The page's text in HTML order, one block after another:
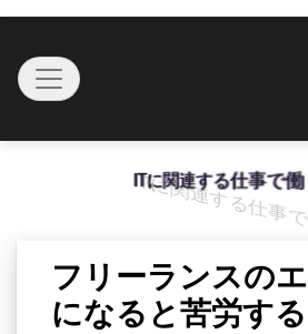
contentToggle navigation
ITに関連する仕事で
フリーランスの
になると苦労す